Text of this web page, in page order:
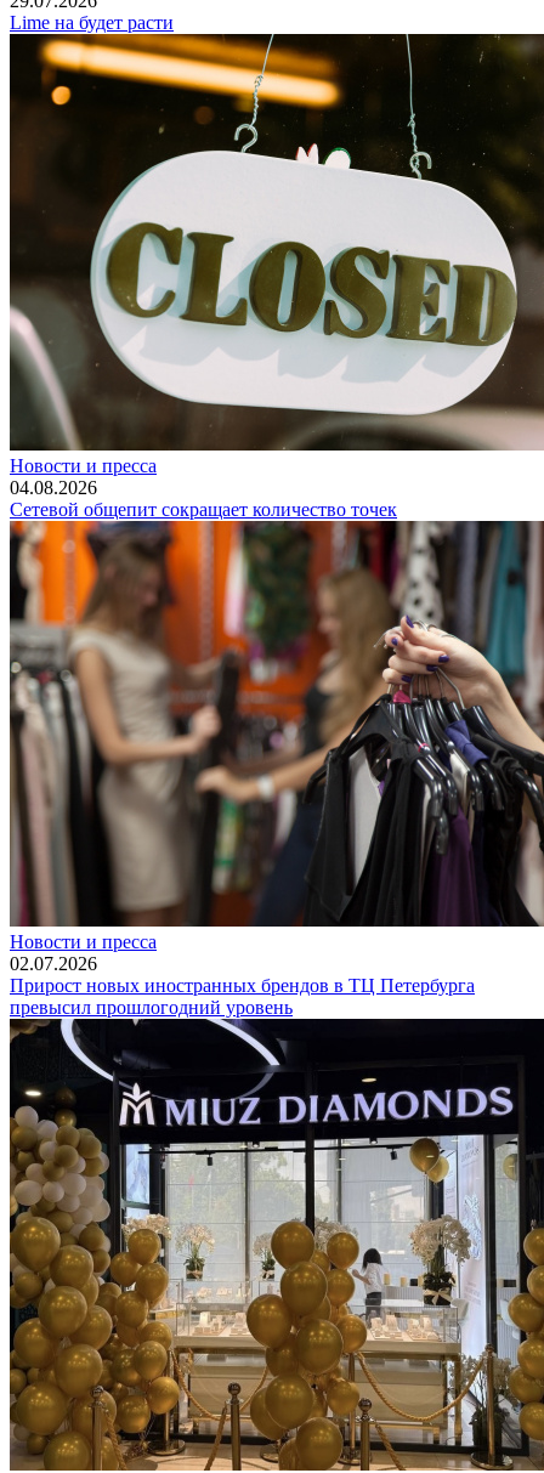
Lime на будет расти
Новости и пресса
04.08.2026
Сетевой общепит сокращает количество точек
Новости и пресса
02.07.2026
Прирост новых иностранных брендов в ТЦ Петербурга
превысил прошлогодний уровень